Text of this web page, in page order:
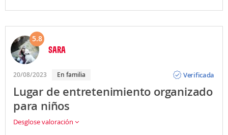
5.8
SARA
20/08/2023 En familia
Verificada
Lugar de entretenimiento organizado
para niños
Desglose valoración